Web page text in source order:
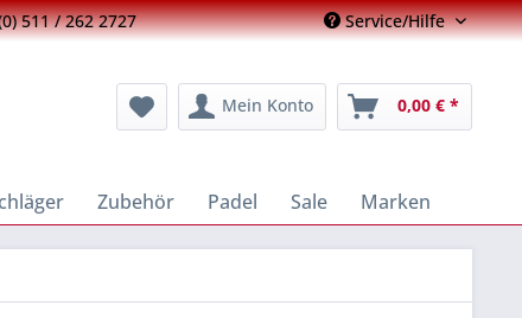
511 / 262 2727 Service/Hilfe
Mein Konto 0,00 € *
Zubehör Padel Sale Marken